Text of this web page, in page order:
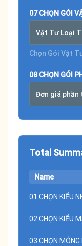
07 CHỌN GÓI
Vật Tư Loại
Chọn Gói Vật
08 CHỌN GÓI
Đơn giá
Total
Name
01 CHỌN KIỂU
02 CHỌN KIỂU
03 CHỌN MÓNG